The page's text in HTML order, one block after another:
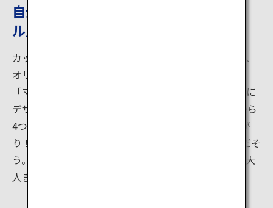
自分だけのオリジナル「カップヌード
ル」を作ろう
カップヌードルミュージアム大阪池田で大人気なのが、
オリジナルの「カップヌードル」を作ることができる
「マイカップヌードルファクトリー」。カップを自由に
デザインし、4種類のスープから1つ、12種類の具材から
4つを選んで、オリジナルのカップヌードルの出来上が
り！スープと具材の組み合わせは、なんと5,460通りだそ
う。何度でも体験してみたくなりますね。子どもから大
人まで楽しめるアトラクションです。